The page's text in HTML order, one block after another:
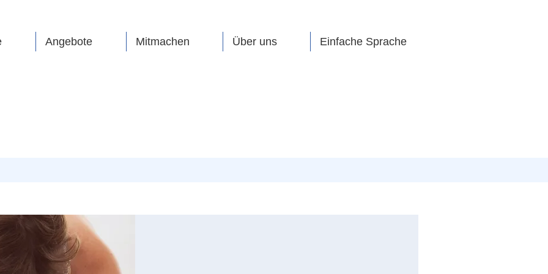
Angebote Mitmachen Über uns Einfache Sprache